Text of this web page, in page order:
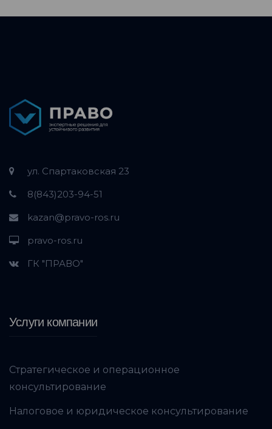
ул. Спартаковская 23
8(843)203-94-51
kazan@pravo-ros.ru
pravo-ros.ru
ГК "ПРАВО"
Услуги компании
Стратегическое и операционное
консультирование
Налоговое и юридическое консультирование